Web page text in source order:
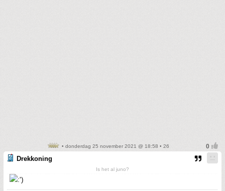
• donderdag 25 november 2021 @ 18:58 • 26
Drekkoning
Is het al juno?